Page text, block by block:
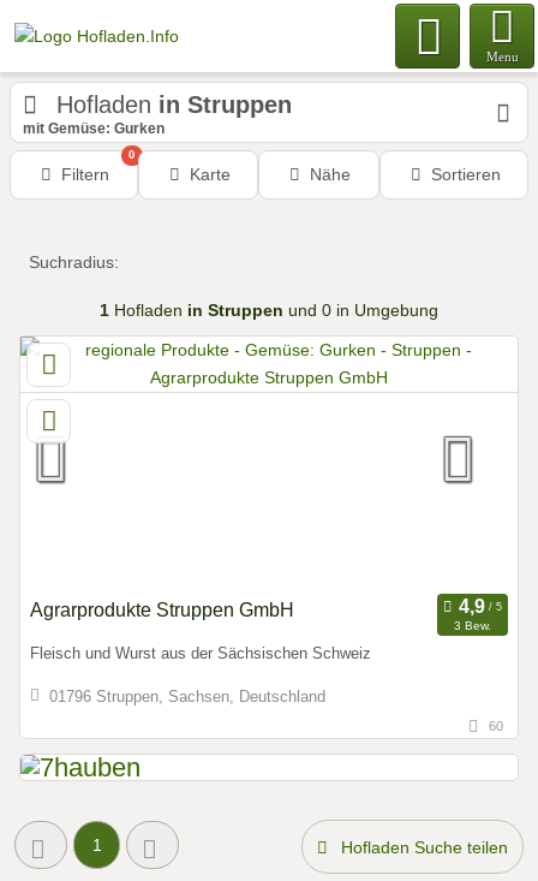
Menu
Hofladen in Struppen
mit Gemüse: Gurken
Filtern
0
Karte Nähe Sortieren
Suchradius:
1 Hofladen in Struppen und 0 in Umgebung
Agrarprodukte Struppen GmbH
3 Bew.
Fleisch und Wurst aus der Sächsischen Schweiz
01796 Struppen, Sachsen, Deutschland
60
1 Hofladen Suche teilen